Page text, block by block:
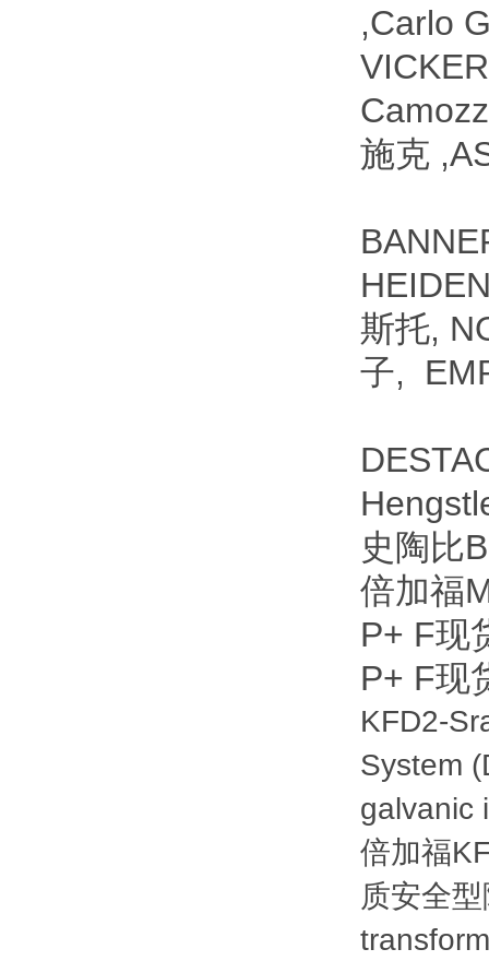
,Carlo
施克
斯托,
子,
史陶比
倍加福
P+ F现
P+ F现
KFD2-
System
galvanic
倍加福
质安全